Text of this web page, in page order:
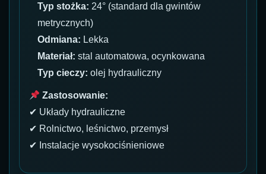
Typ stożka: 24° (standard dla gwintów
metrycznych)
Odmiana: Lekka
Materiał: stal automatowa, ocynkowana
Typ cieczy: olej hydrauliczny
Zastosowanie:
✔ Układy hydrauliczne
✔ Rolnictwo, leśnictwo, przemysł
✔ Instalacje wysokociśnieniowe